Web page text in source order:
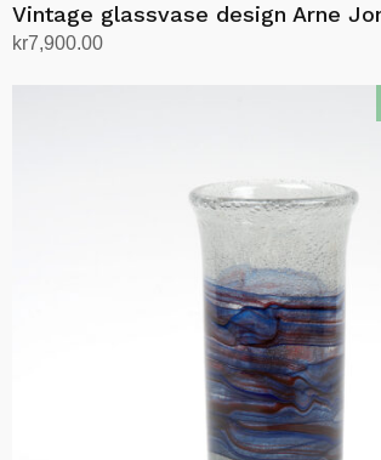
Vintage glassvase design Arne
kr7,900.00